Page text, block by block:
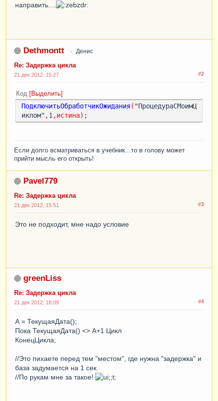
направить....
Dethmontt Денис
Re: Задержка цикла
#2
21 дек 2012, 15:27
Код Выделить
ПодключитьОбработчикОжидания ( "ПроцедураСМоимЦ
иклом" ,1 ,истина);
Если долго всматриваться в учебник...то в голову может
прийти мысль его открыть!
Pavel779
Re: Задержка цикла
#3
21 дек 2012, 15:51
Это не подходит, мне надо условие
greenLiss
Re: Задержка цикла
#4
21 дек 2012, 18:09
А = ТекущаяДата();
Пока ТекущаяДата() <> А+1 Цикл
КонецЦикла;
//Это пихаете перед тем "местом", где нужна "задержка" и
база задумается на 1 сек.
//По рукам мне за такое!